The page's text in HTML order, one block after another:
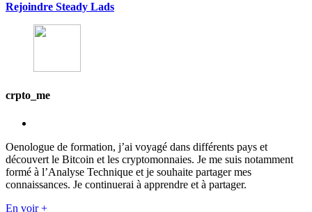
Rejoindre Steady Lads
crpto_me
Oenologue de formation, j’ai voyagé dans différents pays et
découvert le Bitcoin et les cryptomonnaies. Je me suis notamment
formé à l’Analyse Technique et je souhaite partager mes
connaissances. Je continuerai à apprendre et à partager.
En voir +